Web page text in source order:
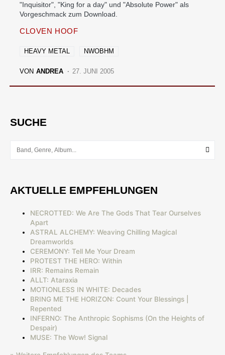
"Inquisitor", "King for a day" und "Absolute Power" als
Vorgeschmack zum Download.
CLOVEN HOOF
HEAVY METAL NWOBHM
VON ANDREA 27. JUNI 2005
SUCHE
AKTUELLE EMPFEHLUNGEN
NECROTTED: We Are The Gods That Tear Ourselves
Apart
ASTRAL ALCHEMY: Weaving Chilling Magical
Dreamworlds
CEREMONY: Tell Me Your Dream
PROTEST THE HERO: Within
IRR: Remains Remain
ALLT: Ataraxia
MOTIONLESS IN WHITE: Decades
BRING ME THE HORIZON: Count Your Blessings |
Repented
INFERNO: The Anthropic Sophisms (On the Heights of
Despair)
MUSE: The Wow! Signal